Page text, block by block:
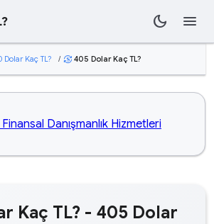
dark_mode menu
Dolar Kaç TL? / currency_exchange 405 Dolar Kaç TL?
Kaç TL? - 405 Dolar